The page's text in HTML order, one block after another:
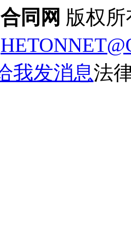
合同网 版权所
法